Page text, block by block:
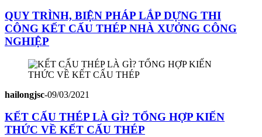
QUY TRÌNH, BIỆN PHÁP LẮP DỰNG THI
CÔNG KẾT CẤU THÉP NHÀ XƯỞNG CÔNG
NGHIỆP
hailongjsc-09/03/2021
KẾT CẤU THÉP LÀ GÌ? TỔNG HỢP KIẾN
THỨC VỀ KẾT CẤU THÉP